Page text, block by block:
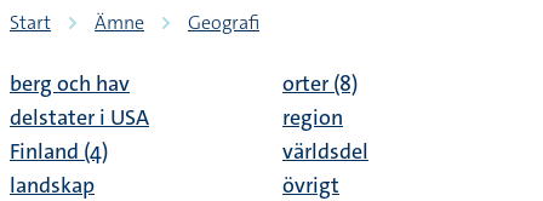
Start Ämne Geografi
berg och hav
delstater i USA
Finland (4)
landskap
orter (8)
region
världsdel
övrigt